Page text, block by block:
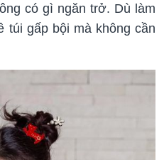
có gì ngăn trở. Dù làm
túi gấp bội mà không cần